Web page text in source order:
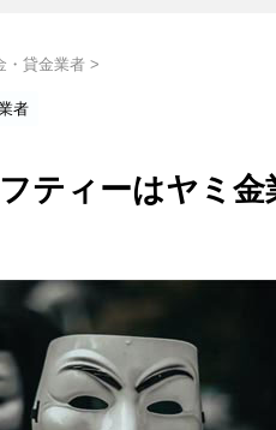
・貸金業者 >
者
ティーはヤミ金